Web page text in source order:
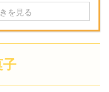
を見る
子